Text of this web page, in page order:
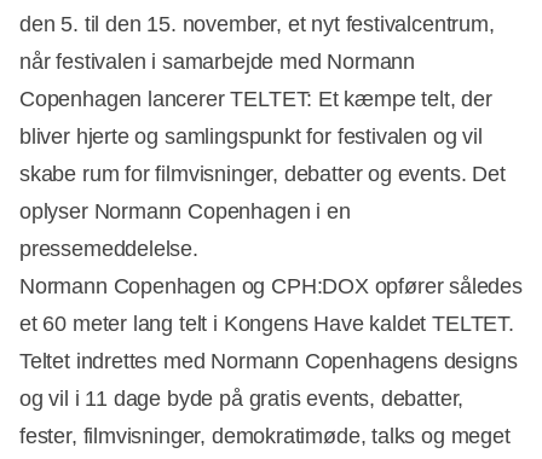
den 5. til den 15. november, et nyt festivalcentrum,
når festivalen i samarbejde med Normann
Copenhagen lancerer TELTET: Et kæmpe telt, der
bliver hjerte og samlingspunkt for festivalen og vil
skabe rum for filmvisninger, debatter og events. Det
oplyser Normann Copenhagen i en
pressemeddelelse.
Normann Copenhagen og CPH:DOX opfører således
et 60 meter lang telt i Kongens Have kaldet TELTET.
Teltet indrettes med Normann Copenhagens designs
og vil i 11 dage byde på gratis events, debatter,
fester, filmvisninger, demokratimøde, talks og meget